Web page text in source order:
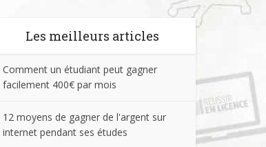
Les meilleurs articles
Comment un étudiant peut gagner
facilement 400€ par mois
12 moyens de gagner de l'argent sur
internet pendant ses études